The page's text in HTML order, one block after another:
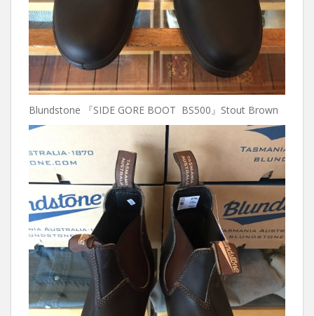
Blundstone 『SIDE GORE BOOT BS500』Stout Brown